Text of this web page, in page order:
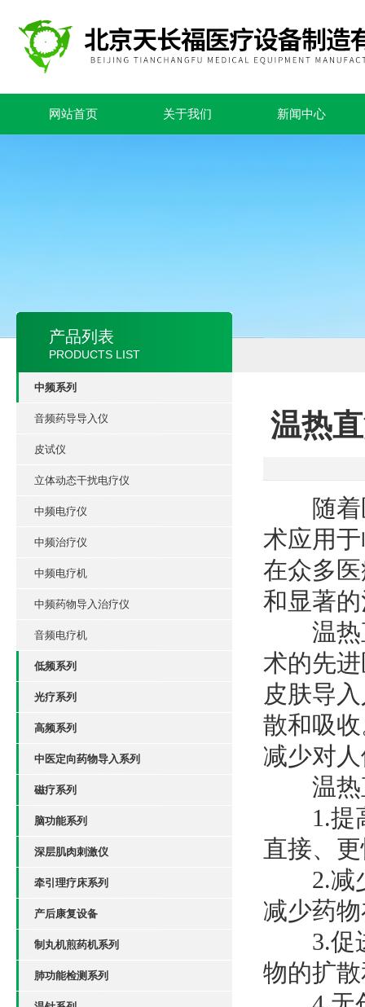
网站首页 关于我们 新闻中心
产品列表
PRODUCTS LIST
中频系列
音频药导导入仪
皮试仪
立体动态干扰电疗仪
中频电疗仪
中频治疗仪
中频电疗机
中频药物导入治疗仪
音频电疗机
低频系列
光疗系列
高频系列
中医定向药物导入系列
磁疗系列
脑功能系列
深层肌肉刺激仪
牵引理疗床系列
产后康复设备
制丸机煎药机系列
肺功能检测系列
温热
随着医
术应用
在众多
和显著
温热直
术的先
皮肤导
散和吸
减少对
温热直
1.提高
直接、
2.减少
减少药
3.促进
物的扩